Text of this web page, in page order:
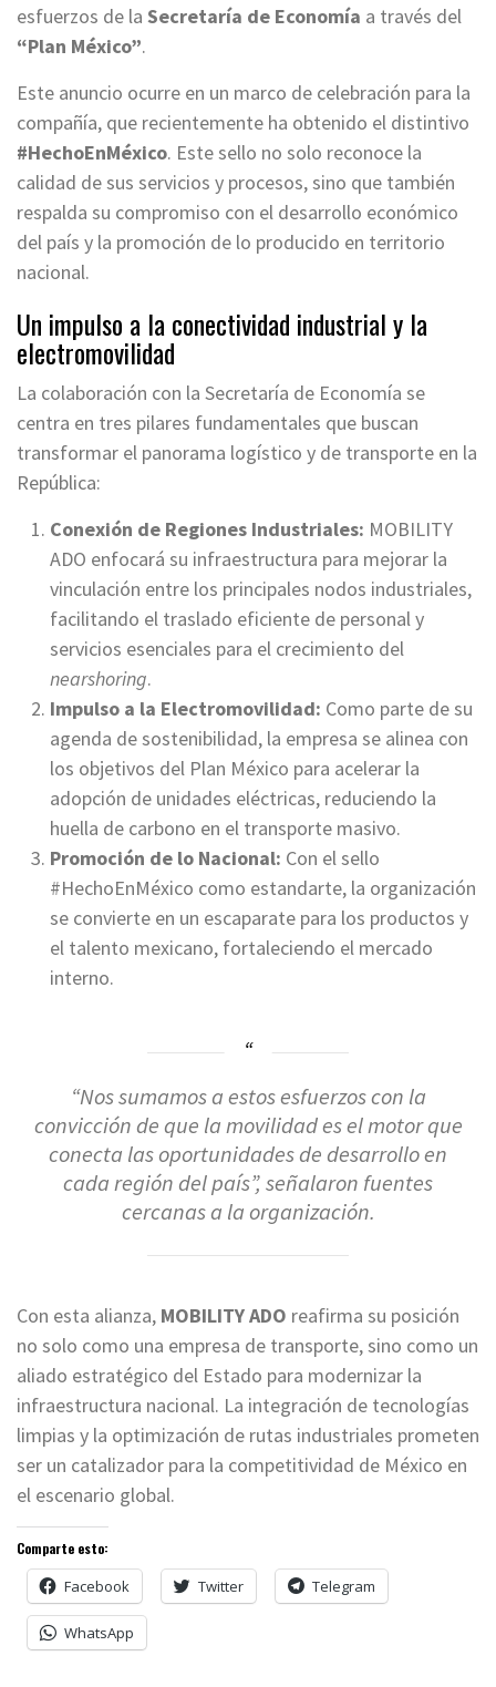
esfuerzos de la Secretaría de Economía a través del
“Plan México”.
Este anuncio ocurre en un marco de celebración para la
compañía, que recientemente ha obtenido el distintivo
#HechoEnMéxico. Este sello no solo reconoce la
calidad de sus servicios y procesos, sino que también
respalda su compromiso con el desarrollo económico
del país y la promoción de lo producido en territorio
nacional.
Un impulso a la conectividad industrial y la
electromovilidad
La colaboración con la Secretaría de Economía se
centra en tres pilares fundamentales que buscan
transformar el panorama logístico y de transporte en la
República:
Conexión de Regiones Industriales: MOBILITY
ADO enfocará su infraestructura para mejorar la
vinculación entre los principales nodos industriales,
facilitando el traslado eficiente de personal y
servicios esenciales para el crecimiento del
nearshoring.
Impulso a la Electromovilidad: Como parte de su
agenda de sostenibilidad, la empresa se alinea con
los objetivos del Plan México para acelerar la
adopción de unidades eléctricas, reduciendo la
huella de carbono en el transporte masivo.
Promoción de lo Nacional: Con el sello
#HechoEnMéxico como estandarte, la organización
se convierte en un escaparate para los productos y
el talento mexicano, fortaleciendo el mercado
interno.
“Nos sumamos a estos esfuerzos con la
convicción de que la movilidad es el motor que
conecta las oportunidades de desarrollo en
cada región del país”, señalaron fuentes
cercanas a la organización.
Con esta alianza, MOBILITY ADO reafirma su posición
no solo como una empresa de transporte, sino como un
aliado estratégico del Estado para modernizar la
infraestructura nacional. La integración de tecnologías
limpias y la optimización de rutas industriales prometen
ser un catalizador para la competitividad de México en
el escenario global.
Comparte esto:
Facebook Twitter Telegram
WhatsApp